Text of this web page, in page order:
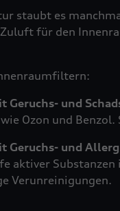
staubt es
für den
und
Ozon und Benzol.
Geruchs- und
aktiver
Verunreinigungen.